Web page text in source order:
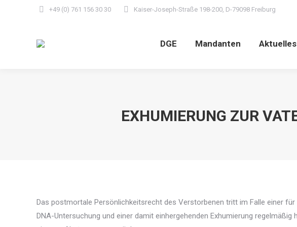
+49 (0) 761 156 30 30 Kaiser-Joseph-Straße 198-200, D-79098 Freiburg
DGE Mandanten Aktuelles
EXHUMIERUNG ZUR
Das postmortale Persönlichkeitsrecht des Verstorbenen tritt im Falle einer
DNA-Untersuchung und einer damit einhergehenden Exhumierung